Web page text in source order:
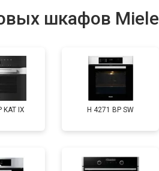
шкафов Miele
KAT IX H 4271 BP SW